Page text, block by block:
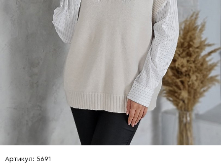
Артикул: 5691